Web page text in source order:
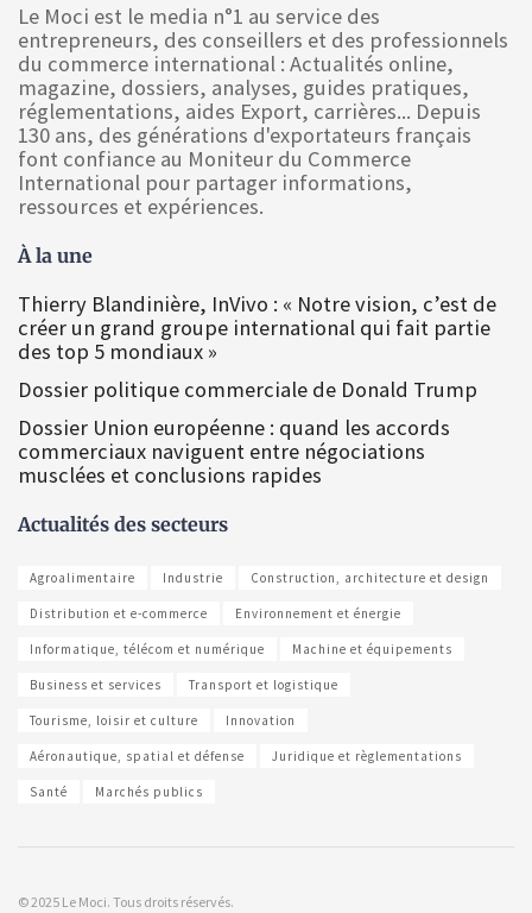
Le Moci est le media n°1 au service des
entrepreneurs, des conseillers et des professionnels
du commerce international : Actualités online,
magazine, dossiers, analyses, guides pratiques,
réglementations, aides Export, carrières... Depuis
130 ans, des générations d'exportateurs français
font confiance au Moniteur du Commerce
International pour partager informations,
ressources et expériences.
À la une
Thierry Blandinière, InVivo : « Notre vision, c’est de
créer un grand groupe international qui fait partie
des top 5 mondiaux »
Dossier politique commerciale de Donald Trump
Dossier Union européenne : quand les accords
commerciaux naviguent entre négociations
musclées et conclusions rapides
Actualités des secteurs
Agroalimentaire Industrie Construction, architecture et design
Distribution et e-commerce Environnement et énergie
Informatique, télécom et numérique Machine et équipements
Business et services Transport et logistique
Tourisme, loisir et culture Innovation
Aéronautique, spatial et défense Juridique et règlementations
Santé Marchés publics
© 2025 Le Moci. Tous droits réservés.